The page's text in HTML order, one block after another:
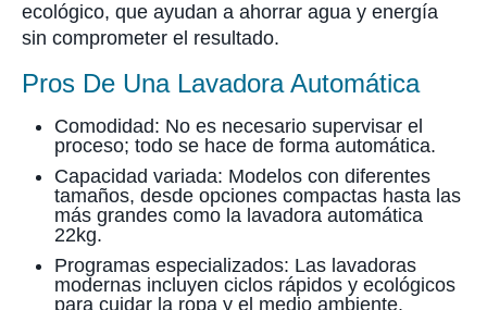
ecológico, que ayudan a ahorrar agua y energía
sin comprometer el resultado.
Pros De Una Lavadora Automática
Comodidad: No es necesario supervisar el
proceso; todo se hace de forma automática.
Capacidad variada: Modelos con diferentes
tamaños, desde opciones compactas hasta las
más grandes como la lavadora automática
22kg.
Programas especializados: Las lavadoras
modernas incluyen ciclos rápidos y ecológicos
para cuidar la ropa y el medio ambiente.